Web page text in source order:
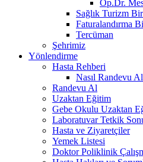
Op.Dr.
Sağlık Turizm
Faturalandırma
Tercüman
Şehrimiz
Yönlendirme
Hasta Rehberi
Nasıl Randevu
Randevu Al
Uzaktan Eğitim
Gebe Okulu Uzaktan
Laboratuvar Tetkik
Hasta ve Ziyaretçiler
Yemek Listesi
Doktor Poliklinik